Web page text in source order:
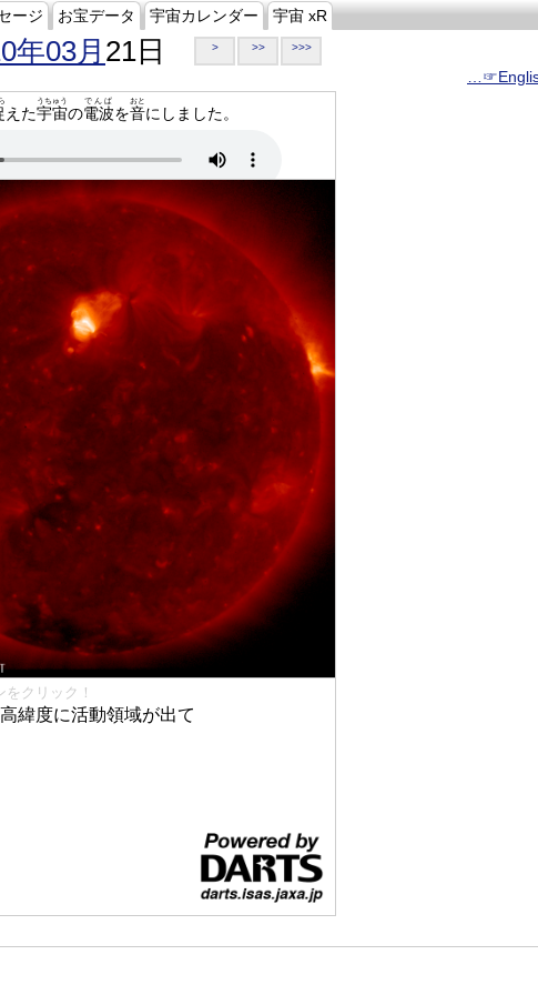
ージ お宝データ 宇宙カレンダー 宇宙 xR
年03月 21日 > >> >>>
えた宇宙
うちゅう
の電波
でんぱ
を音
おと
にしました。
クリック！
緯度に活動領域が出て